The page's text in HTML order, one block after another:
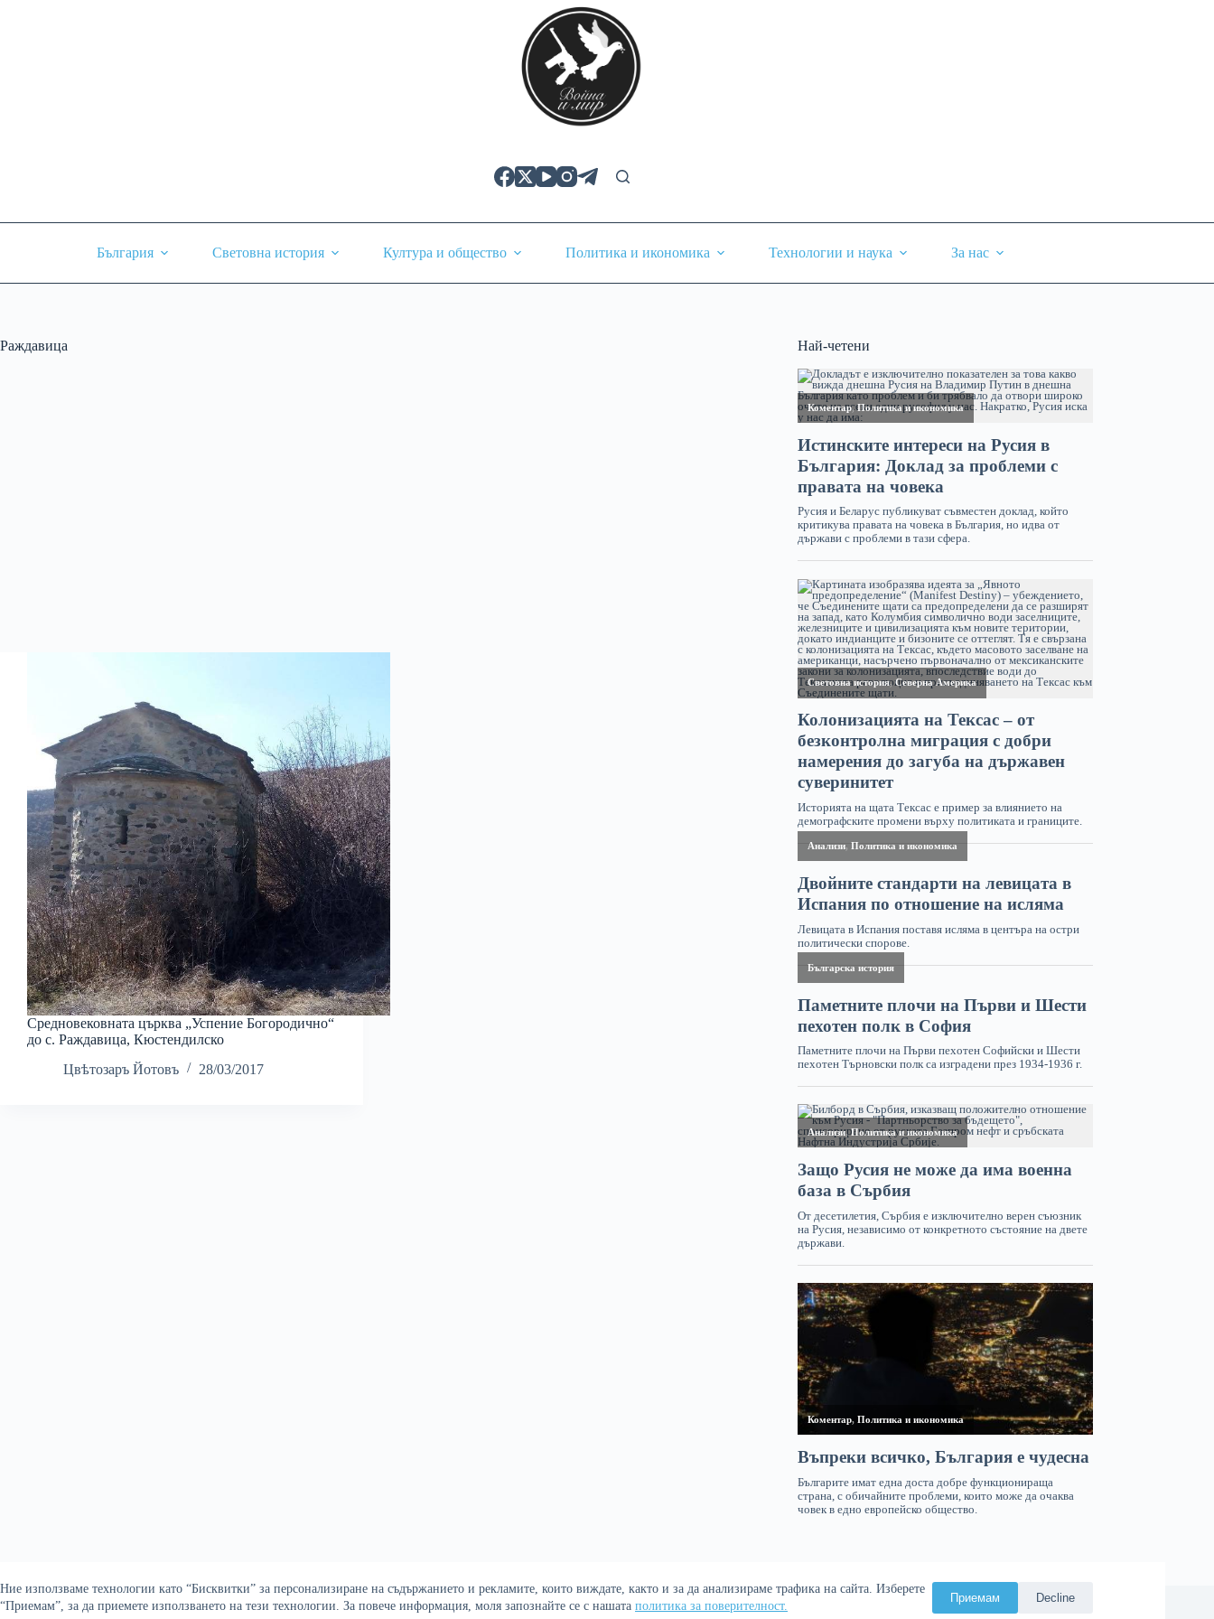
Ние използваме технологии като “Бисквитки” за персонализиране на съдържанието и рекламите, които виждате, както и за да анализираме трафика на сайта. Изберете
“Приемам”, за да приемете използването на тези технологии. За повече информация, моля запознайте се с нашата политика за поверителност.
Приемам Decline
България Световна история Култура и общество Политика и икономика Технологии и наука За нас
Раждавица
Средновековната църква „Успение Богородично“
до с. Раждавица, Кюстендилско
Цвѣтозаръ Йотовъ
28/03/2017
Най-четени
Политика за поверителност